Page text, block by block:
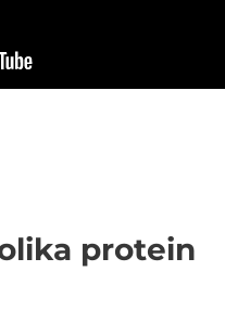
protein